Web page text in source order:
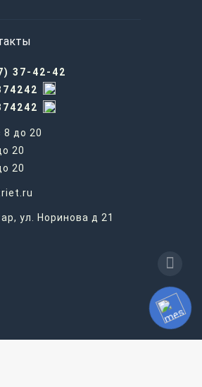
37-42-42
8 до 20
20
20
ул. Норинова д 21